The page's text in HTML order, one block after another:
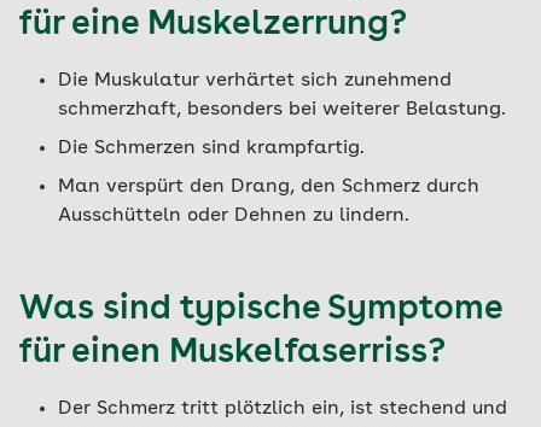
für eine Muskelzerrung?
Die Muskulatur verhärtet sich zunehmend
schmerzhaft, besonders bei weiterer Belastung.
Die Schmerzen sind krampfartig.
Man verspürt den Drang, den Schmerz durch
Ausschütteln oder Dehnen zu lindern.
Was sind typische Symptome
für einen Muskelfaserriss?
Der Schmerz tritt plötzlich ein, ist stechend und